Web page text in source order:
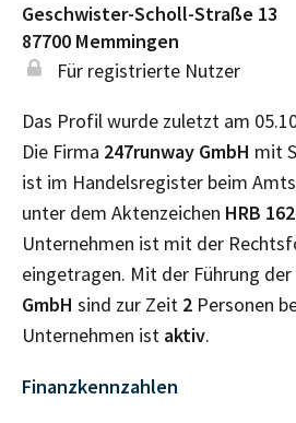
Geschwister-Scholl-Straße 13
87700 Memmingen
Für registrierte Nutzer
Das Profil wurde zuletzt am
Die Firma 247runway GmbH mit
ist im Handelsregister beim
unter dem Aktenzeichen HRB
Unternehmen ist mit der
eingetragen. Mit der Führung der
GmbH sind zur Zeit 2 Personen
Unternehmen ist aktiv.
Finanzkennzahlen